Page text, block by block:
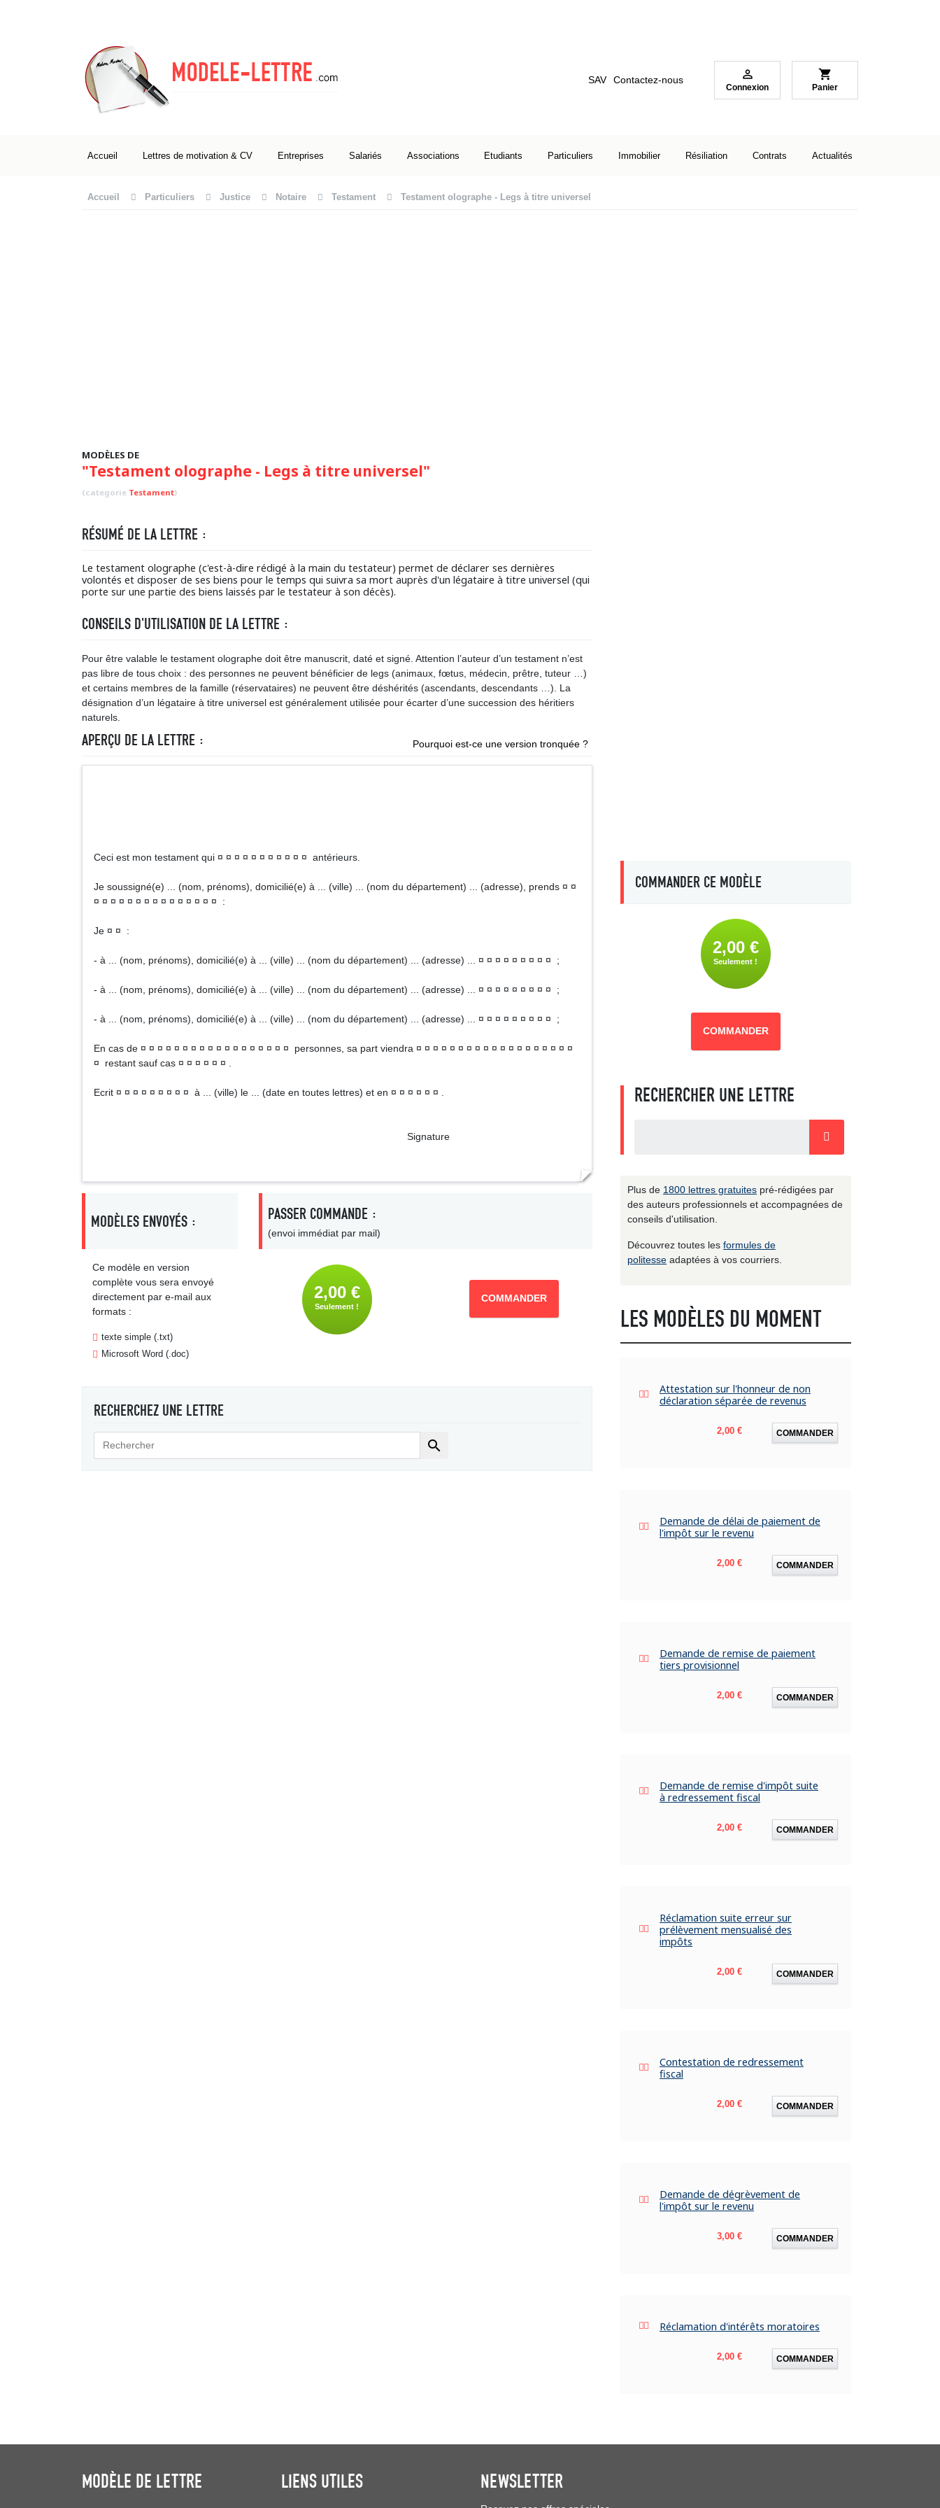
SAV Contactez-nous 
Connexion
shopping_cart
Panier
Accueil Lettres de motivation & CV Entreprises Salariés Associations Etudiants Particuliers Immobilier Résiliation Contrats Actualités
Accueil Particuliers Justice Notaire Testament Testament olographe - Legs à titre universel
MODÈLES DE
"Testament olographe - Legs à titre universel"
(categorie Testament)
RÉSUMÉ DE LA LETTRE :
Le testament olographe (c'est-à-dire rédigé à la main du testateur) permet de déclarer ses dernières
volontés et disposer de ses biens pour le temps qui suivra sa mort auprès d'un légataire à titre universel (qui
porte sur une partie des biens laissés par le testateur à son décès).
CONSEILS D'UTILISATION DE LA LETTRE :
Pour être valable le testament olographe doit être manuscrit, daté et signé. Attention l’auteur d’un testament n’est
pas libre de tous choix : des personnes ne peuvent bénéficier de legs (animaux, fœtus, médecin, prêtre, tuteur …)
et certains membres de la famille (réservataires) ne peuvent être déshérités (ascendants, descendants …). La
désignation d’un légataire à titre universel est généralement utilisée pour écarter d’une succession des héritiers
naturels.
APERÇU DE LA LETTRE : Pourquoi est-ce une version tronquée ?
Ceci est mon testament qui ¤ ¤ ¤ ¤ ¤ ¤ ¤ ¤ ¤ ¤ ¤ antérieurs.
Je soussigné(e) ... (nom, prénoms), domicilié(e) à ... (ville) ... (nom du département) ... (adresse), prends ¤ ¤
¤ ¤ ¤ ¤ ¤ ¤ ¤ ¤ ¤ ¤ ¤ ¤ ¤ ¤ ¤ :
Je ¤ ¤ :
- à ... (nom, prénoms), domicilié(e) à ... (ville) ... (nom du département) ... (adresse) ... ¤ ¤ ¤ ¤ ¤ ¤ ¤ ¤ ¤ ;
- à ... (nom, prénoms), domicilié(e) à ... (ville) ... (nom du département) ... (adresse) ... ¤ ¤ ¤ ¤ ¤ ¤ ¤ ¤ ¤ ;
- à ... (nom, prénoms), domicilié(e) à ... (ville) ... (nom du département) ... (adresse) ... ¤ ¤ ¤ ¤ ¤ ¤ ¤ ¤ ¤ ;
En cas de ¤ ¤ ¤ ¤ ¤ ¤ ¤ ¤ ¤ ¤ ¤ ¤ ¤ ¤ ¤ ¤ ¤ ¤ personnes, sa part viendra ¤ ¤ ¤ ¤ ¤ ¤ ¤ ¤ ¤ ¤ ¤ ¤ ¤ ¤ ¤ ¤ ¤ ¤ ¤
¤ restant sauf cas ¤ ¤ ¤ ¤ ¤ ¤ .
Ecrit ¤ ¤ ¤ ¤ ¤ ¤ ¤ ¤ ¤ à ... (ville) le ... (date en toutes lettres) et en ¤ ¤ ¤ ¤ ¤ ¤ .
Signature
MODÈLES ENVOYÉS :
Ce modèle en version
complète vous sera envoyé
directement par e-mail aux
formats :
texte simple (.txt)
Microsoft Word (.doc)
PASSER COMMANDE :
(envoi immédiat par mail)
2,00 €
Seulement !
COMMANDER
RECHERCHEZ UNE LETTRE

COMMANDER CE MODÈLE
2,00 €
Seulement !
COMMANDER
RECHERCHER UNE LETTRE
Plus de 1800 lettres gratuites pré-rédigées par
des auteurs professionnels et accompagnées de
conseils d'utilisation.
Découvrez toutes les formules de
politesse adaptées à vos courriers.
LES MODÈLES DU MOMENT
Attestation sur l'honneur de non
déclaration séparée de revenus
Prix
2,00 € COMMANDER
Demande de délai de paiement de
l'impôt sur le revenu
Prix
2,00 € COMMANDER
Demande de remise de paiement
tiers provisionnel
Prix
2,00 € COMMANDER
Demande de remise d'impôt suite
à redressement fiscal
Prix
2,00 € COMMANDER
Réclamation suite erreur sur
prélèvement mensualisé des
impôts
Prix
2,00 € COMMANDER
Contestation de redressement
fiscal
Prix
2,00 € COMMANDER
Demande de dégrèvement de
l'impôt sur le revenu
Prix
3,00 € COMMANDER
Réclamation d'intérêts moratoires
Prix
2,00 € COMMANDER
MODÈLE DE LETTRE LIENS UTILES NEWSLETTER